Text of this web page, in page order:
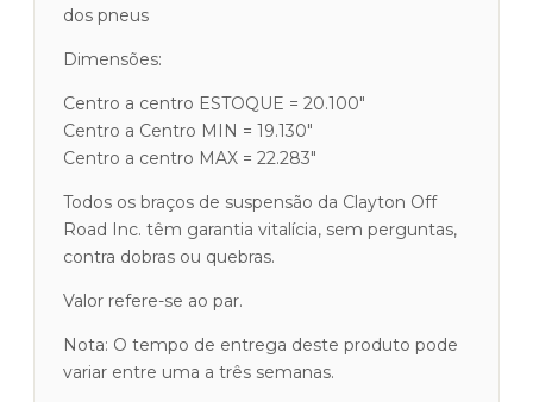
dos pneus
Dimensões:
Centro a centro ESTOQUE = 20.100″
Centro a Centro MIN = 19.130″
Centro a centro MAX = 22.283″
Todos os braços de suspensão da Clayton Off
Road Inc. têm garantia vitalícia, sem perguntas,
contra dobras ou quebras.
Valor refere-se ao par.
Nota: O tempo de entrega deste produto pode
variar entre uma a três semanas.